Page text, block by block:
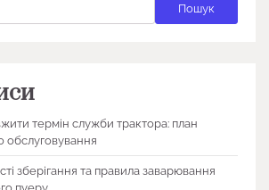
Пошук
термін служби трактора: план
обслуговування
зберігання та правила заварювання